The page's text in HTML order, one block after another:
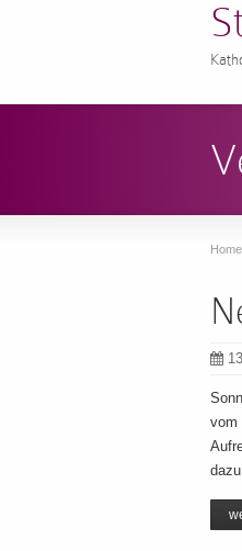
Home
vom